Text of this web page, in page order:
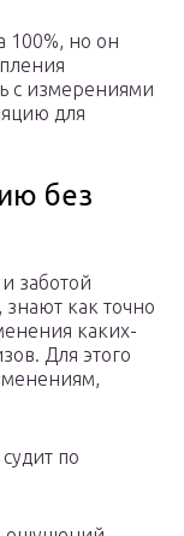
100%, но он
с измерениями
для
без
заботой
знают как точно
каких-
Для этого
по